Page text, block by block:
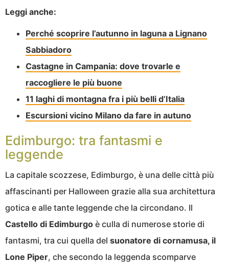
Leggi anche:
Perché scoprire l’autunno in laguna a Lignano
Sabbiadoro
Castagne in Campania: dove trovarle e
raccogliere le più buone
11 laghi di montagna fra i più belli d’Italia
Escursioni vicino Milano da fare in autuno
Edimburgo: tra fantasmi e
leggende
La capitale scozzese, Edimburgo, è una delle città più
affascinanti per Halloween grazie alla sua architettura
gotica e alle tante leggende che la circondano. Il
Castello di Edimburgo è culla di numerose storie di
fantasmi, tra cui quella del suonatore di cornamusa, il
Lone Piper, che secondo la leggenda scomparve